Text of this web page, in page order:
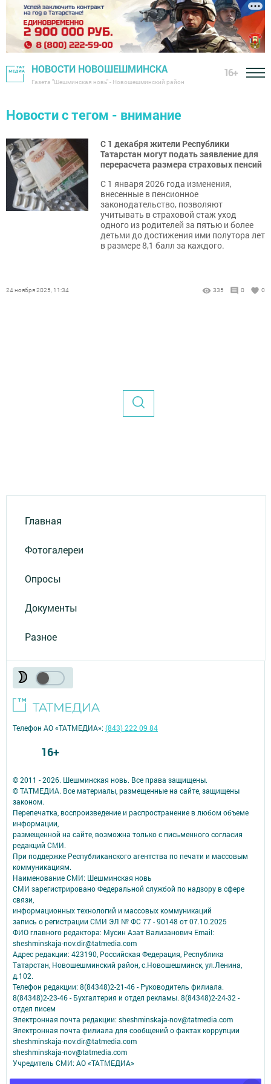
НОВОСТИ НОВОШЕШМИНСКА
Газета "Шешминская новь" - Новошешминский район
16+
Новости с тегом - внимание
С 1 декабря жители Республики
Татарстан могут подать заявление для
перерасчета размера страховых пенсий
С 1 января 2026 года изменения,
внесенные в пенсионное
законодательство, позволяют
учитывать в страховой стаж уход
одного из родителей за пятью и более
детьми до достижения ими полутора лет
в размере 8,1 балл за каждого.
24 ноября 2025, 11:34 335 0 0
Главная
Фотогалереи
Опросы
Документы
Разное
© 2011 - 2026. Шешминская новь. Все права защищены.
© ТАТМЕДИА. Все материалы, размещенные на сайте, защищены
законом.
Перепечатка, воспроизведение и распространение в любом объеме
информации,
размещенной на сайте, возможна только с письменного согласия
редакций СМИ.
При поддержке Республиканского агентства по печати и массовым
коммуникациям.
Наименование СМИ: Шешминская новь
СМИ зарегистрировано Федеральной службой по надзору в сфере
связи,
информационных технологий и массовых коммуникаций
запись о регистрации СМИ ЭЛ № ФС 77 - 90148 от 07.10.2025
ФИО главного редактора: Мусин Азат Вализанович Email:
sheshminskaja-nov.dir@tatmedia.com
Адрес редакции: 423190, Российская Федерация, Республика
Татарстан, Новошешминский район, с.Новошешминск, ул.Ленина,
д.102.
Телефон редакции: 8(84348)2-21-46 - Руководитель филиала.
8(84348)2-23-46 - Бухгалтерия и отдел рекламы. 8(84348)2-24-32 -
отдел писем
Электронная почта редакции: sheshminskaja-nov@tatmedia.com
Электронная почта филиала для сообщений о фактах коррупции
sheshminskaja-nov.dir@tatmedia.com
sheshminskaja-nov@tatmedia.com
Учредитель СМИ: АО «ТАТМЕДИА»
Телефон АО «ТАТМЕДИА»:(843) 222 09 84
16+